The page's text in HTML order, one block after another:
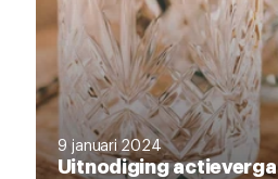
9 januari 2024
Uitnodiging